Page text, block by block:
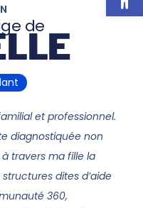
de
et professionnel.
diagnostiquée non
à travers ma fille la
dites d’aide
360,